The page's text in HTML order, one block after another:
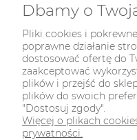
Dbamy o
Pliki cookies i
poprawne działanie
dostosować ofertę do
zaakceptować
plików i przejść do
plików do swoich
"Dostosuj zgody".
Więcej o plikach
prywatności.